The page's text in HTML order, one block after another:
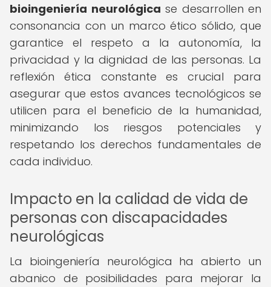
bioingeniería neurológica se desarrollen en
consonancia con un marco ético sólido, que
garantice el respeto a la autonomía, la
privacidad y la dignidad de las personas. La
reflexión ética constante es crucial para
asegurar que estos avances tecnológicos se
utilicen para el beneficio de la humanidad,
minimizando los riesgos potenciales y
respetando los derechos fundamentales de
cada individuo.
Impacto en la calidad de vida de
personas con discapacidades
neurológicas
La bioingeniería neurológica ha abierto un
abanico de posibilidades para mejorar la